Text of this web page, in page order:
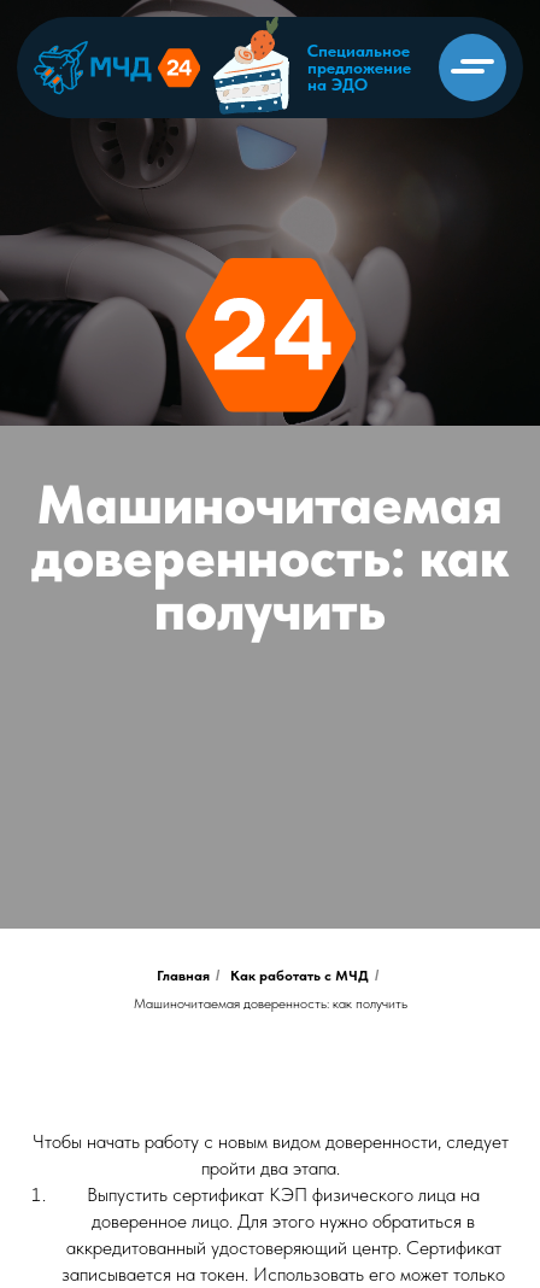
Специальное
предложение
на ЭДО
МИГ24 Электронное подписание документов
ЭДО24 Электронный документооборот
МЧД24 Машиночитаемые доверенности
МИГ24 Управление организацией
Сервисы экосистемы МИГ24
Машиночитаемая
доверенность: как
получить
Главная / Как работать с МЧД /
Машиночитаемая доверенность: как получить
Чтобы начать работу с новым видом доверенности, следует
пройти два этапа.
Выпустить сертификат КЭП физического лица на
доверенное лицо. Для этого нужно обратиться в
аккредитованный удостоверяющий центр. Сертификат
записывается на токен. Использовать его может только